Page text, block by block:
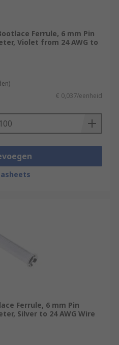
Ferrule, 6 mm Pin
Violet from 24 AWG to
€ 0,037/eenheid
Ferrule, 6 mm Pin
Silver to 24 AWG Wire